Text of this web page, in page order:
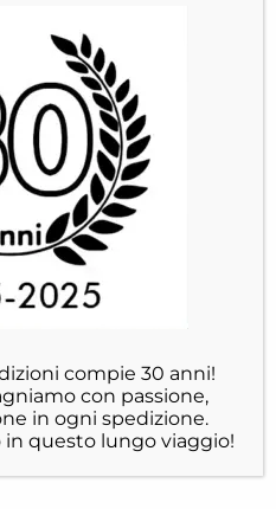
compie 30 anni!
con passione,
in ogni spedizione.
in questo lungo viaggio!